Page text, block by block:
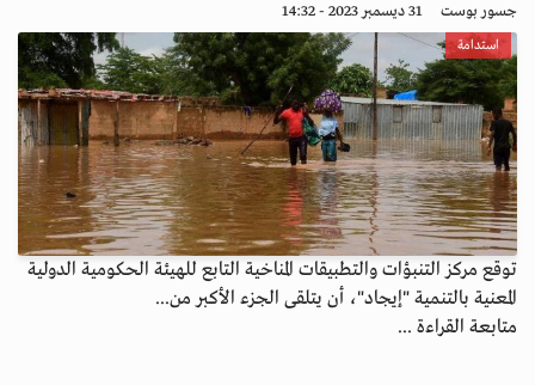
جسور بوست 31 ديسمبر 2023 - 14:32
استدامة
توقع مركز التنبؤات والتطبيقات المناخية التابع للهيئة الحكومية الدولية
المعنية بالتنمية "إيجاد"، أن يتلقى الجزء الأكبر من...
متابعة القراءة ...